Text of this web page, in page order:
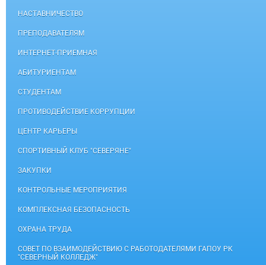
НАСТАВНИЧЕСТВО
ПРЕПОДАВАТЕЛЯМ
ИНТЕРНЕТ-ПРИЕМНАЯ
АБИТУРИЕНТАМ
СТУДЕНТАМ
ПРОТИВОДЕЙСТВИЕ КОРРУПЦИИ
ЦЕНТР КАРЬЕРЫ
СПОРТИВНЫЙ КЛУБ "СЕВЕРЯНЕ"
ЗАКУПКИ
КОНТРОЛЬНЫЕ МЕРОПРИЯТИЯ
КОМПЛЕКСНАЯ БЕЗОПАСНОСТЬ
ОХРАНА ТРУДА
СОВЕТ ПО ВЗАИМОДЕЙСТВИЮ С РАБОТОДАТЕЛЯМИ ГАПОУ РК
"СЕВЕРНЫЙ КОЛЛЕДЖ"